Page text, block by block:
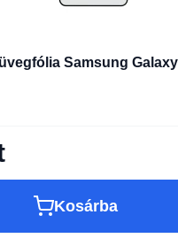
Samsung
Kosárba